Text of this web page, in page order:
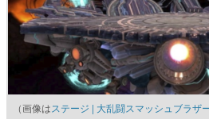
（画像はステージ | 大乱闘スマッシュブラザ